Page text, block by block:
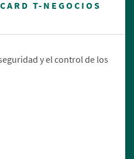
T-NEGOCIOS
y el control de los